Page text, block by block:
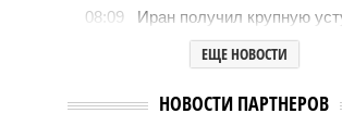
08:09
Иран получил крупную
Ормузскому проливу
Глава Adidas извинился за
ЧМ-2026
ЕЩЕ НОВОСТИ
НОВОСТИ ПАРТНЕРОВ